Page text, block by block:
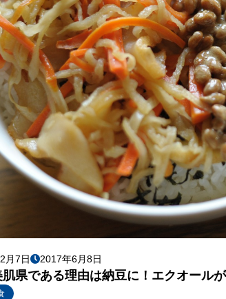
月7日 2017年6月8日
県である理由は納豆に！エクオール